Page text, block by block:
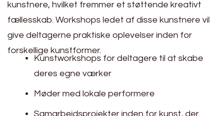
kunstnere, hvilket fremmer et støttende kreativt
fællesskab. Workshops ledet af disse kunstnere vil
give deltagerne praktiske oplevelser inden for
forskellige kunstformer.
Kunstworkshops for deltagere til at skabe
deres egne værker
Møder med lokale performere
Samarbejdsprojekter inden for kunst, der